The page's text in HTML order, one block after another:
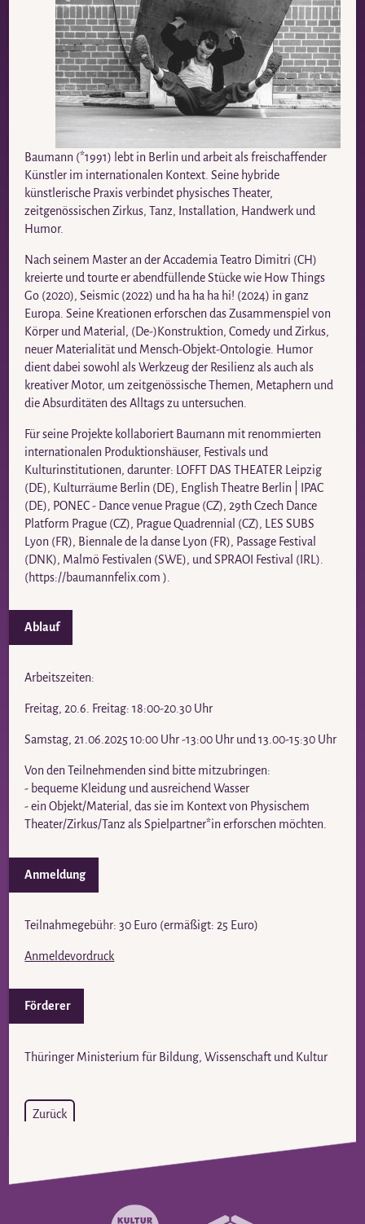
Baumann (*1991) lebt in Berlin und arbeit als freischaffender
Künstler im internationalen Kontext. Seine hybride
künstlerische Praxis verbindet physisches Theater,
zeitgenössischen Zirkus, Tanz, Installation, Handwerk und
Humor.
Nach seinem Master an der Accademia Teatro Dimitri (CH)
kreierte und tourte er abendfüllende Stücke wie How Things
Go (2020), Seismic (2022) und ha ha ha hi! (2024) in ganz
Europa. Seine Kreationen erforschen das Zusammenspiel von
Körper und Material, (De-)Konstruktion, Comedy und Zirkus,
neuer Materialität und Mensch-Objekt-Ontologie. Humor
dient dabei sowohl als Werkzeug der Resilienz als auch als
kreativer Motor, um zeitgenössische Themen, Metaphern und
die Absurditäten des Alltags zu untersuchen.
Für seine Projekte kollaboriert Baumann mit renommierten
internationalen Produktionshäuser, Festivals und
Kulturinstitutionen, darunter: LOFFT DAS THEATER Leipzig
(DE), Kulturräume Berlin (DE), English Theatre Berlin | IPAC
(DE), PONEC - Dance venue Prague (CZ), 29th Czech Dance
Platform Prague (CZ), Prague Quadrennial (CZ), LES SUBS
Lyon (FR), Biennale de la danse Lyon (FR), Passage Festival
(DNK), Malmö Festivalen (SWE), und SPRAOI Festival (IRL).
(https://baumannfelix.com ).
Ablauf
Arbeitszeiten:
Freitag, 20.6. Freitag: 18:00-20.30 Uhr
Samstag, 21.06.2025 10:00 Uhr -13:00 Uhr und 13.00-15:30 Uhr
Von den Teilnehmenden sind bitte mitzubringen:
- bequeme Kleidung und ausreichend Wasser
- ein Objekt/Material, das sie im Kontext von Physischem
Theater/Zirkus/Tanz als Spielpartner*in erforschen möchten.
Anmeldung
Teilnahmegebühr: 30 Euro (ermäßigt: 25 Euro)
Anmeldevordruck
Förderer
Thüringer Ministerium für Bildung, Wissenschaft und Kultur
Zurück